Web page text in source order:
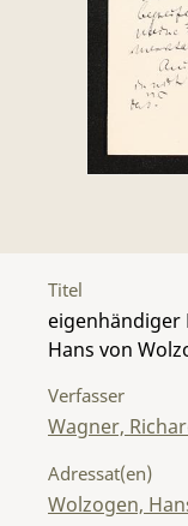
Titel
eigenhändiger
Hans von
Verfasser
Wagner,
Adressat(en)
Wolzogen,